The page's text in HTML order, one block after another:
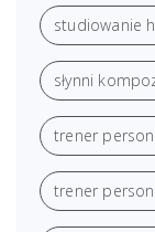
studiowanie
słynni
trener
trener